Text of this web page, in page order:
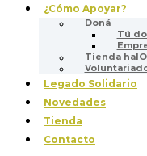
¿Cómo Apoyar?
Doná
Tú
Tienda halO
Legado Solidario
Novedades
Tienda
Contacto